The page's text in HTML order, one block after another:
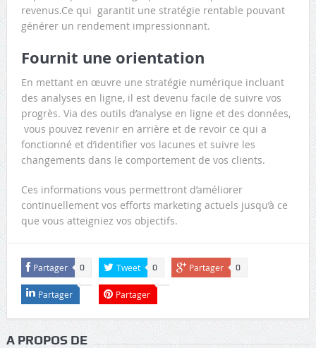
revenus.Ce qui garantit une stratégie rentable pouvant
générer un rendement impressionnant.
Fournit une orientation
En mettant en œuvre une stratégie numérique incluant
des analyses en ligne, il est devenu facile de suivre vos
progrès. Via des outils d’analyse en ligne et des données,
vous pouvez revenir en arrière et de revoir ce qui a
fonctionné et d’identifier vos lacunes et suivre les
changements dans le comportement de vos clients.
Ces informations vous permettront d’améliorer
continuellement vos efforts marketing actuels jusqu’à ce
que vous atteigniez vos objectifs.
Partager 0 Tweet 0 Partager 0
Partager Partager
A PROPOS DE